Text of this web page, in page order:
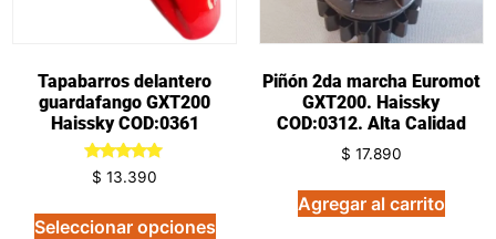
Tapabarros delantero
guardafango GXT200
Haissky COD:0361
Valorado
en
de 5
$ 13.390
Seleccionar opciones
Piñón 2da marcha Euromot
GXT200. Haissky
COD:0312. Alta Calidad
$ 17.890
Agregar al carrito